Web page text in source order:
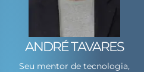
ANDRÉ TAVARES
Seu mentor de tecnologia,